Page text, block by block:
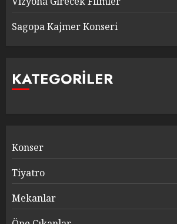
Sagopa Kajmer Konseri
KATEGORILER
Konser
Tiyatro
Mekanlar